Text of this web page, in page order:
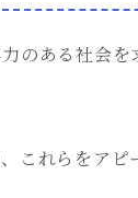
のある社会
れらをアピ